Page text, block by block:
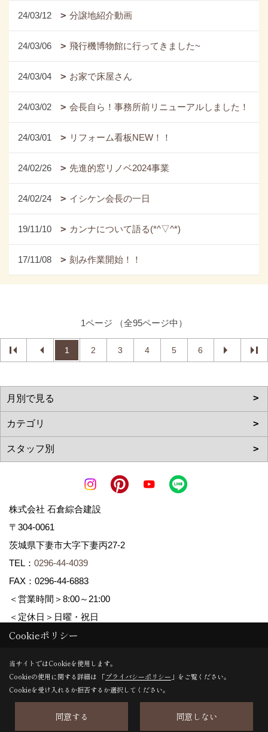
24/03/12 分譲地紹介動画
24/03/06 飛行機博物館に行ってきました~
24/03/04 お家で床屋さん
24/03/02 会長自ら！事務所前リニューアルしました！
24/03/01 リフォーム看板NEW！！
24/02/26 先進的窓リノベ2024事業
24/02/24 イシケン会長の一日
19/11/10 カンナについて語る(*^▽^*)
17/11/08 刻み作業開始！！
1ページ （全95ページ中）
1 2 3 4 5 6
株式会社 石倉綜合建設
〒304-0061
茨城県下妻市大字下妻丙27-2
TEL： 0296-44-4039
FAX：0296-44-6883
＜営業時間＞8:00～21:00
＜定休日＞日曜・祝日
Copyright (c) ISIKURA-SOGOKENSETSU. All Rights Reserved.
Produced byゴデスクリエイト
Cookieポリシー
当サイトではCookieを使用します。
Cookieの使用に関する詳細は 「プライバシーポリシー 」をご覧ください。
Cookieを受け入れるか拒否するか選択してください。
同意する 同意しない